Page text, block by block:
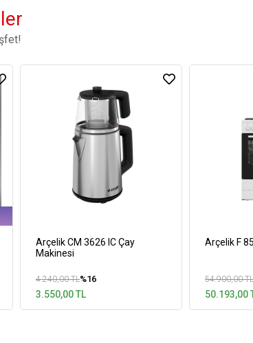
Arçelik CM 3626 IC Çay
Makinesi
4.240,00 TL%16
3.550,00 TL
Arçelik F
54.900,00 TL
50.193,00